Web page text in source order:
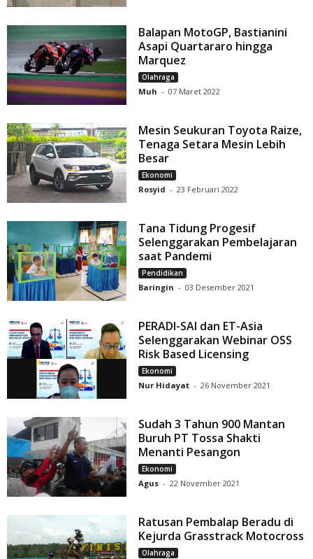
Balapan MotoGP, Bastianini
Asapi Quartararo hingga
Marquez
Olahraga
Muh - 07 Maret 2022
Mesin Seukuran Toyota Raize,
Tenaga Setara Mesin Lebih
Besar
Ekonomi
Rosyid - 23 Februari 2022
Tana Tidung Progesif
Selenggarakan Pembelajaran
saat Pandemi
Pendidikan
Baringin - 03 Desember 2021
PERADI-SAI dan ET-Asia
Selenggarakan Webinar OSS
Risk Based Licensing
Ekonomi
Nur Hidayat - 26 November 2021
Sudah 3 Tahun 900 Mantan
Buruh PT Tossa Shakti
Menanti Pesangon
Ekonomi
Agus - 22 November 2021
Ratusan Pembalap Beradu di
Kejurda Grasstrack Motocross
Olahraga